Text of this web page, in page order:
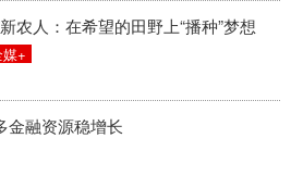
新农人：在希望的田野上“播种”梦想
+
金融资源稳增长